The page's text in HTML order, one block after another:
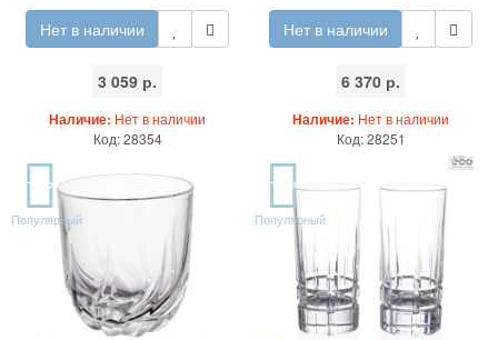
Нет в наличии
3 059 р.
Наличие: Нет в наличии
Код: 28354
Нет в наличии
6 370 р.
Наличие: Нет в наличии
Код: 28251
TOP
Популярный
TOP
Популярный